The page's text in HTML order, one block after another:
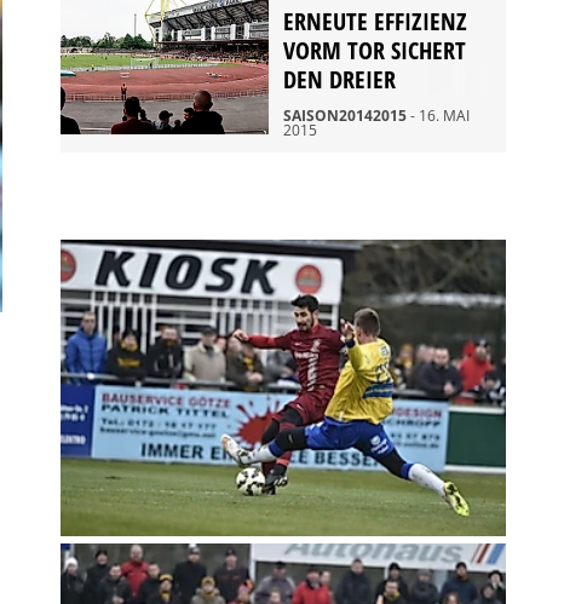
ERNEUTE EFFIZIENZ
VORM TOR SICHERT
DEN DREIER
SAISON20142015- 16. MAI
2015